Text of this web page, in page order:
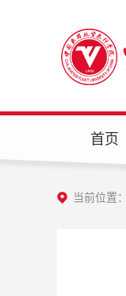
首页
当前位置：